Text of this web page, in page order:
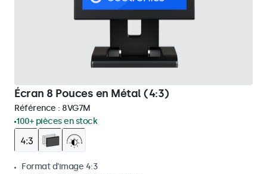
Écran 8 Pouces en Métal (4:3)
Référence : 8VG7M
100+ pièces en stock
Format d'image 4:3